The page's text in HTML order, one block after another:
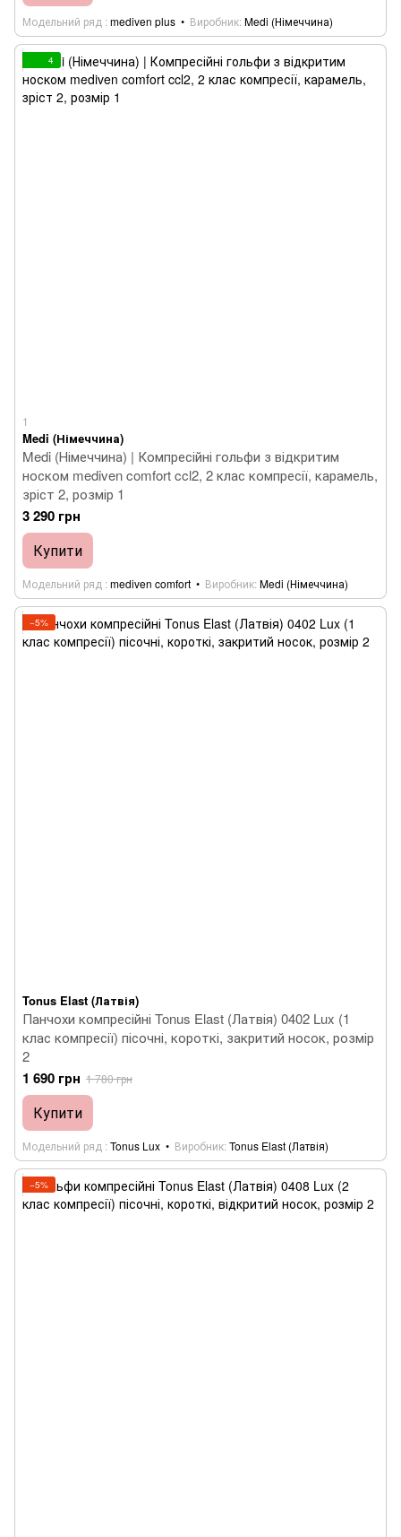
Модельний ряд mediven plus Виробник Medi (Німеччина)
4
1
Medi (Німеччина)
Medi (Німеччина) | Компресійні гольфи з відкритим
носком mediven comfort ccl2, 2 клас компресії, карамель,
зріст 2, розмір 1
3 290 грн
Купити
Модельний ряд mediven comfort Виробник Medi (Німеччина)
−5%
Tonus Elast (Латвія)
Панчохи компресійні Tonus Elast (Латвія) 0402 Lux (1
клас компресії) пісочні, короткі, закритий носок, розмір
2
1 690 грн 1 780 грн
Купити
Модельний ряд Tonus Lux Виробник Tonus Elast (Латвія)
−5%